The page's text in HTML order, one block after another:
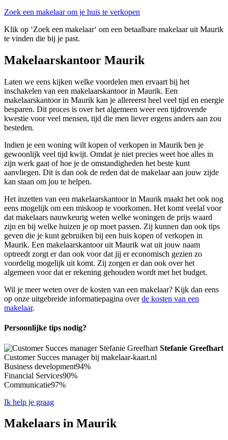
Zoek een makelaar om je huis te verkopen
Klik op ‘Zoek een makelaar‘ om een betaalbare makelaar uit Maurik
te vinden die bij je past.
Makelaarskantoor Maurik
Laten we eens kijken welke voordelen men ervaart bij het
inschakelen van een makelaarskantoor in Maurik. Een
makelaarskantoor in Maurik kan je allereerst heel veel tijd en energie
besparen. Dit proces is over het algemeen weer een tijdrovende
kwestie voor veel mensen, tijd die men liever ergens anders aan zou
besteden.
Indien je een woning wilt kopen of verkopen in Maurik ben je
gewoonlijk veel tijd kwijt. Omdat je niet precies weet hoe alles in
zijn werk gaat of hoe je de omstandigheden het beste kunt
aanvliegen. Dit is dan ook de reden dat de makelaar aan jouw zijde
kan staan om jou te helpen.
Het inzetten van een makelaarskantoor in Maurik maakt het ook nog
eens mogelijk om een miskoop te voorkomen. Het komt veelal voor
dat makelaars nauwkeurig weten welke woningen de prijs waard
zijn en bij welke huizen je op moet passen. Zij kunnen dan ook tips
geven die je kunt gebruiken bij een huis kopen of verkopen in
Maurik. Een makelaarskantoor uit Maurik wat uit jouw naam
optreedt zorgt er dan ook voor dat jij er economisch gezien zo
voordelig mogelijk uit komt. Zij zorgen er dan ook over het
algemeen voor dat er rekening gehouden wordt met het budget.
Wil je meer weten over de kosten van een makelaar? Kijk dan eens
op onze uitgebreide informatiepagina overde kosten van een
makelaar.
Persoonlijke tips nodig?
Stefanie Greefhart
Customer Succes manager bij makelaar-kaart.nl
Business development94%
Financial Services90%
Communicatie97%
Ik help je graag
Makelaars in Maurik